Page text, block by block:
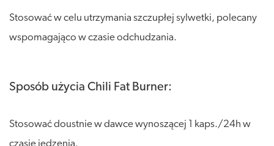
Stosować w celu utrzymania szczupłej sylwetki, polecany
wspomagająco w czasie odchudzania.
Sposób użycia Chili Fat Burner:
Stosować doustnie w dawce wynoszącej 1 kaps./24h w
czasie jedzenia.